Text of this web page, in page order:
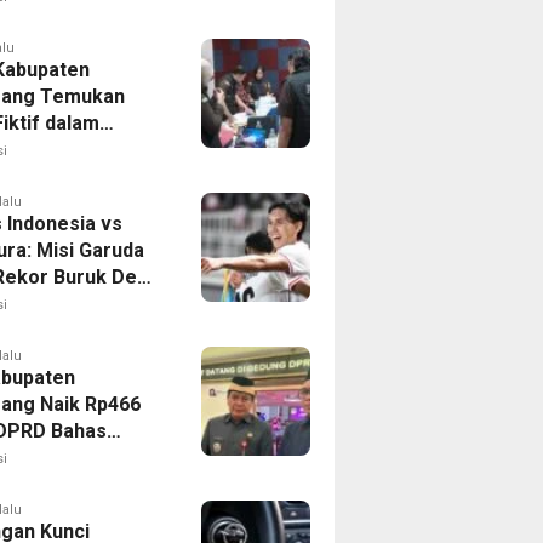
Temukan
dalam
Dana BOP
Indonesia vs
Misi Garuda
Buruk Demi
Piala AFF
Naik Rp466
Bahas
KUA-PPAS
Kunci